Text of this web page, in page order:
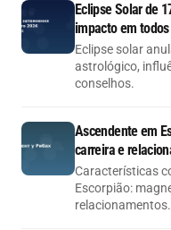
Eclipse Solar de
impacto em
Eclipse solar
astrológico,
conselhos.
Ascendente em
carreira e
Características
Escorpião:
relacionamentos.